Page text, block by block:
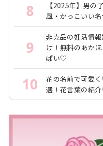
8
【2025年】男の
風・かっこいい
9
非売品の妊活情
け！無料のあか
ぱい♡
10
花の名前で可愛
選！花言葉の紹介